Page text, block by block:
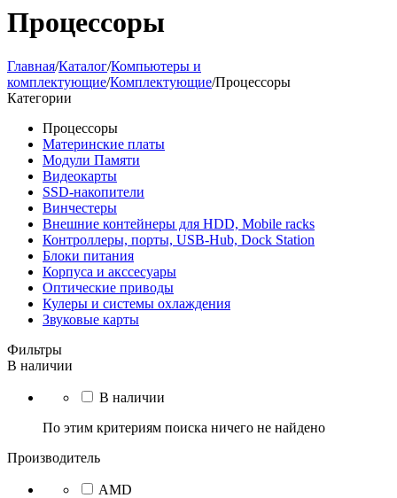
Процессоры
Главная/Каталог/Компьютеры и
комплектующие/Комплектующие/Процессоры
Категории
Процессоры
Материнские платы
Модули Памяти
Видеокарты
SSD-накопители
Винчестеры
Внешние контейнеры для HDD, Mobile racks
Контроллеры, порты, USB-Hub, Dock Station
Блоки питания
Корпуса и акссесуары
Оптические приводы
Кулеры и системы охлаждения
Звуковые карты
Фильтры
В наличии
В наличии
По этим критериям поиска ничего не найдено
Производитель
AMD